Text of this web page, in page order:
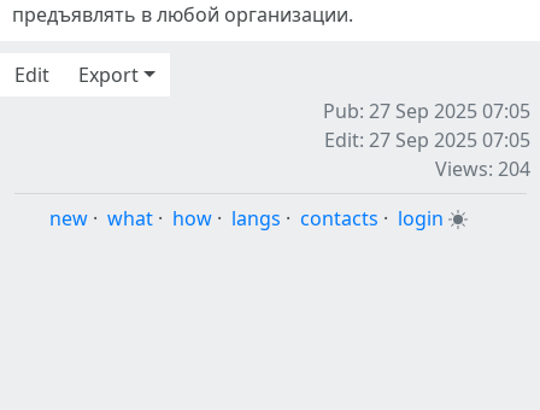
предъявлять в любой организации.
Edit
Export
Pub: 27 Sep 2025 07:05
Edit: 27 Sep 2025 07:05
Views: 204
new · what · how · langs · contacts · login